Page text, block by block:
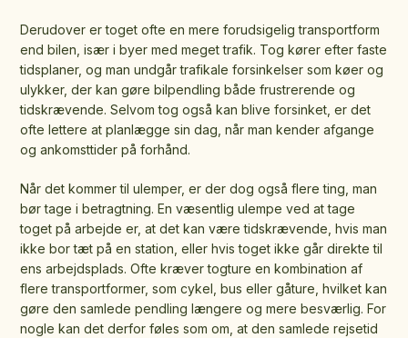
Derudover er toget ofte en mere forudsigelig transportform
end bilen, især i byer med meget trafik. Tog kører efter faste
tidsplaner, og man undgår trafikale forsinkelser som køer og
ulykker, der kan gøre bilpendling både frustrerende og
tidskrævende. Selvom tog også kan blive forsinket, er det
ofte lettere at planlægge sin dag, når man kender afgange
og ankomsttider på forhånd.
Når det kommer til ulemper, er der dog også flere ting, man
bør tage i betragtning. En væsentlig ulempe ved at tage
toget på arbejde er, at det kan være tidskrævende, hvis man
ikke bor tæt på en station, eller hvis toget ikke går direkte til
ens arbejdsplads. Ofte kræver togture en kombination af
flere transportformer, som cykel, bus eller gåture, hvilket kan
gøre den samlede pendling længere og mere besværlig. For
nogle kan det derfor føles som om, at den samlede rejsetid